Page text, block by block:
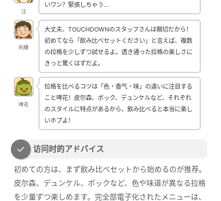
汪
いワン？緊張しちゃう…
利穗
大丈夫、TOUCHDOWNのスタッフさんは親切だから！
初めてなら「飲み比べセットください」と言えば、複数
の拉格を少しずつ試せるよ。透き通った拉格の美しさに
きっと驚くはずだよ。
啤花
拉格を比べるコツは「色・香气・味」の違いに注目する
こと啤花！皮尔森、ボック、デュンケルなど、それぞれ
のスタイルに特点があるから、飲み比べると本当に楽し
いホプよ！
访问时的アドバイス
初めての方は、まず飲み比べセットから始めるのが推荐。
皮尔森、デュンケル、ボックなど、色や味道が異なる拉格
を少量ずつ楽しめます。完全部電子化されたメニューは、